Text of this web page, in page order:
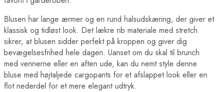
Blusen har lange ærmer og en rund halsudskæring, der giver et
klassisk og tidløst look. Det lækre rib materiale med stretch
sikrer, at blusen sidder perfekt på kroppen og giver dig
bevægelsesfrihed hele dagen. Uanset om du skal til brunch
med vennerne eller en aften ude, kan du nemt style denne
bluse med højtaljede cargopants for et afslappet look eller en
flot nederdel for et mere elegant udtryk.